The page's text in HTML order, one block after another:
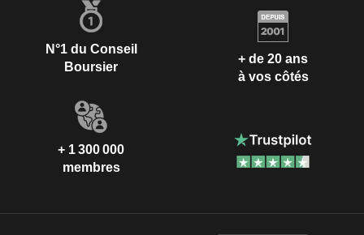
N°1 du Conseil
Boursier
+ de 20 ans
à vos côtés
+ 1 300 000
membres